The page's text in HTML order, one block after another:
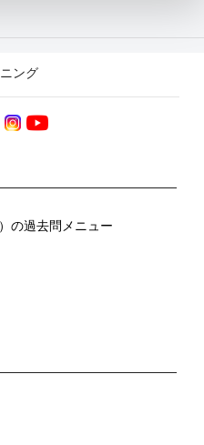
ング
の過去問メニュー